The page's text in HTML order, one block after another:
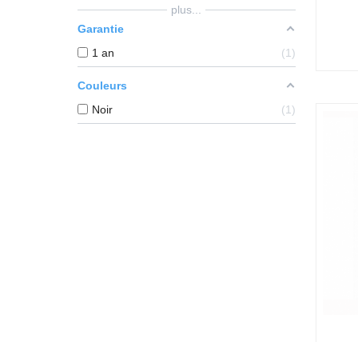
plus...
Garantie
1 an
1
Couleurs
Noir
1